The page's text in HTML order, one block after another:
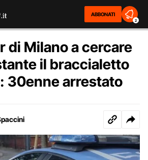
ABBONATI
2
di Milano a cercare
il braccialetto
30enne arrestato